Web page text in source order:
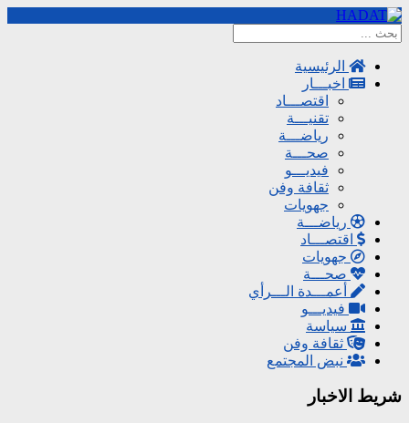
الرئيسية
اخبـــار
اقتصـــاد
تقنيـــة
رياضـــة
صحـــة
فيديـــو
ثقافة وفن
جهويات
رياضـــة
اقتصـــاد
جهويات
صحـــة
أعمـــدة الـــرأي
فيديـــو
سياسة
ثقافة وفن
نبض المجتمع
شريط الاخبار